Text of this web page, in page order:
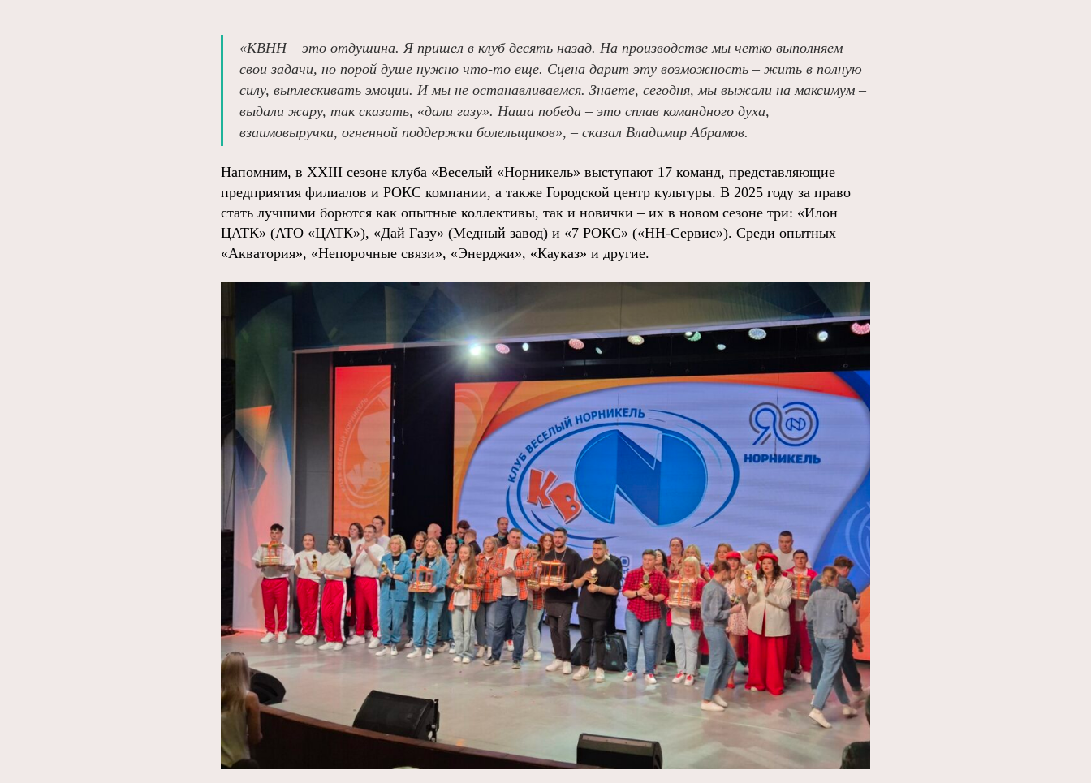
«КВНН – это отдушина. Я пришел в клуб десять назад. На производстве мы четко выполняем
свои задачи, но порой душе нужно что-то еще. Сцена дарит эту возможность – жить в полную
силу, выплескивать эмоции. И мы не останавливаемся. Знаете, сегодня, мы выжали на максимум –
выдали жару, так сказать, «дали газу». Наша победа – это сплав командного духа,
взаимовыручки, огненной поддержки болельщиков», – сказал Владимир Абрамов.
Напомним, в XXIII сезоне клуба «Веселый «Норникель» выступают 17 команд, представляющие
предприятия филиалов и РОКС компании, а также Городской центр культуры. В 2025 году за право
стать лучшими борются как опытные коллективы, так и новички – их в новом сезоне три: «Илон
ЦАТК» (АТО «ЦАТК»), «Дай Газу» (Медный завод) и «7 РОКС» («НН-Сервис»). Среди опытных –
«Акватория», «Непорочные связи», «Энерджи», «Кауказ» и другие.